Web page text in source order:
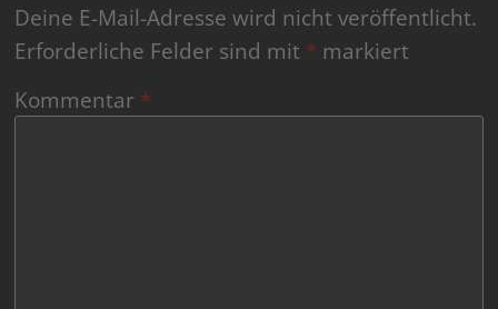
Deine E-Mail-Adresse wird nicht veröffentlicht.
Erforderliche Felder sind mit * markiert
Kommentar *